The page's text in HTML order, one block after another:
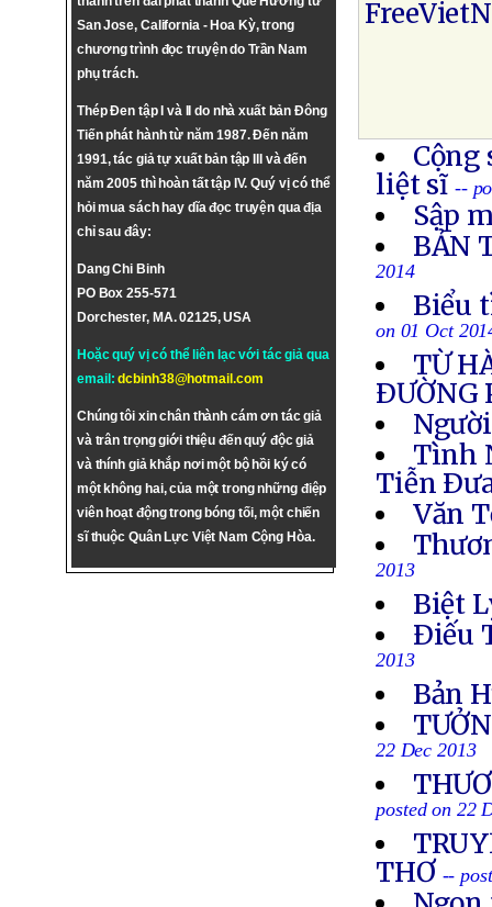
San Jose, California - Hoa Kỳ, trong
chương trình đọc truyện do Trần Nam
phụ trách.
Thép Đen tập I và II do nhà xuất bản Đông
Tiến phát hành từ năm 1987. Đến năm
1991, tác giả tự xuất bản tập III và đến
năm 2005 thì hoàn tất tập IV. Quý vị có thể
hỏi mua sách hay dĩa đọc truyện qua địa
chỉ sau đây:
Dang Chi Binh
PO Box 255-571
Dorchester, MA. 02125, USA
Hoặc quý vị có thể liên lạc với tác giả qua
email:dcbinh38@hotmail.com
Chúng tôi xin chân thành cám ơn tác giả
và trân trọng giới thiệu đến quý độc giả
và thính giả khắp nơi một bộ hồi ký có
một không hai, của một trong những điệp
viên hoạt động trong bóng tối, một chiến
sĩ thuộc Quân Lực Việt Nam Cộng Hòa.
Cộng
liệt sĩ --
Sập
BẢN
2014
Biểu
on 01 Oct
TỪ
ÐƯỜNG
Tình
Tiễn
Văn
2013
Biệt
Ðiếu
2013
Bản
22 Dec 2013
posted on 22
THƠ --